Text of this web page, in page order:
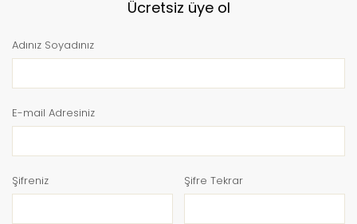
Ücretsiz üye ol
Adınız Soyadınız
E-mail Adresiniz
Şifreniz Şifre Tekrar